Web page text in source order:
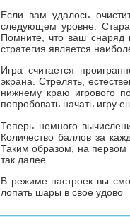
Если вам удалось
следующем уровне.
Помните, что ваш снаряд
стратегия является
Игра считается
экрана. Стрелять,
нижнему краю игрового
попробовать начать игру
Теперь немного
Количество баллов за
Таким образом, на первом
так далее.
В режиме настроек вы
лопать шары в свое удово